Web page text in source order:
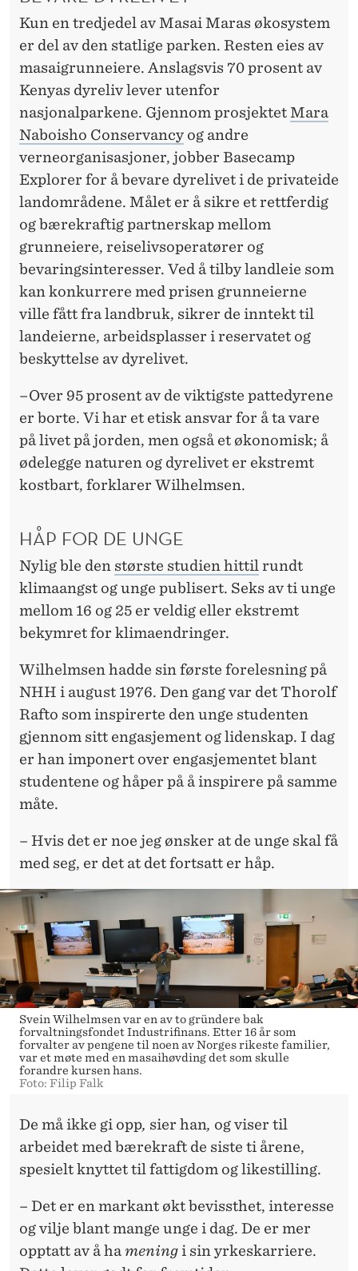
Kun en tredjedel av Masai Maras økosystem
er del av den statlige parken. Resten eies av
masaigrunneiere. Anslagsvis 70 prosent av
Kenyas dyreliv lever utenfor
nasjonalparkene. Gjennom prosjektetMara
Naboisho Conservancy og andre
verneorganisasjoner, jobber Basecamp
Explorer for å bevare dyrelivet i de privateide
landområdene. Målet er å sikre et rettferdig
og bærekraftig partnerskap mellom
grunneiere, reiselivsoperatører og
bevaringsinteresser. Ved å tilby landleie som
kan konkurrere med prisen grunneierne
ville fått fra landbruk, sikrer de inntekt til
landeierne, arbeidsplasser i reservatet og
beskyttelse av dyrelivet.
–Over 95 prosent av de viktigste pattedyrene
er borte. Vi har et etisk ansvar for å ta vare
på livet på jorden, men også et økonomisk; å
ødelegge naturen og dyrelivet er ekstremt
kostbart, forklarer Wilhelmsen.
HÅP FOR DE UNGE
Nylig ble den største studien hittil rundt
klimaangst og unge publisert. Seks av ti unge
mellom 16 og 25 er veldig eller ekstremt
bekymret for klimaendringer.
Wilhelmsen hadde sin første forelesning på
NHH i august 1976. Den gang var det Thorolf
Rafto som inspirerte den unge studenten
gjennom sitt engasjement og lidenskap. I dag
er han imponert over engasjementet blant
studentene og håper på å inspirere på samme
måte.
– Hvis det er noe jeg ønsker at de unge skal få
med seg, er det at det fortsatt er håp.
Svein Wilhelmsen var en av to gründere bak
forvaltningsfondet Industrifinans. Etter 16 år som
forvalter av pengene til noen av Norges rikeste familier,
var et møte med en masaihøvding det som skulle
forandre kursen hans.
Foto: Filip Falk
De må ikke gi opp, sier han, og viser til
arbeidet med bærekraft de siste ti årene,
spesielt knyttet til fattigdom og likestilling.
– Det er en markant økt bevissthet, interesse
og vilje blant mange unge i dag. De er mer
opptatt av å hamening i sin yrkeskarriere.